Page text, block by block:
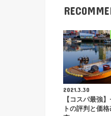
2021.3.30
【コスパ最強
トの評判と価